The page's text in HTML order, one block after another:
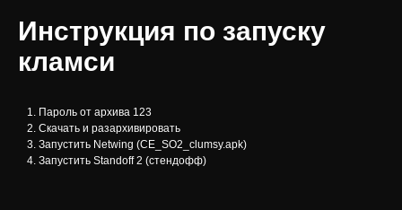
Инструкция по запуску
кламси
Пароль от архива 123
Скачать и разархивировать
Запустить Netwing (CE_SO2_clumsy.apk)
Запустить Standoff 2 (стендофф)